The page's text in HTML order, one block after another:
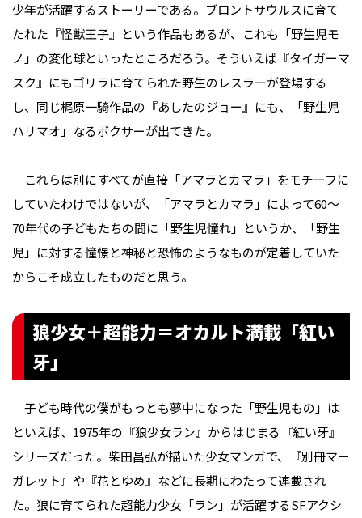
少年が活躍するストーリーである。ブロントサウルスに育て
たれた『怪獣王子』という作品もあるが、これも「野生児モ
ノ」の変化球といったところだろう。そういえば『タイガーマ
スク』にもゴリラに育てられた野生のレスラーが登場する
し、同じ梶原一騎作品の『あしたのジョー』にも、「野生児
ハリマオ」なるボクサーが出てきた。
これらは別にすべてが直接「アマラとカマラ」をモチーフに
していたわけではないが、「アマラとカマラ」によって60～
70年代の子どもたちの間に「野生児憧れ」というか、「野生
児」に対する憧憬と神秘と恐怖のようなものが定着していた
からこそ成立したものだと思う。
狼少女＋超能力＝オカルト満載「紅い
牙」
子ども時代の僕がもっとも夢中になった「野生児もの」は
といえば、1975年の『狼少女ラン』からはじまる『紅い牙』
シリーズだった。柴田昌弘が描いた少女マンガで、『別冊マー
ガレット』や『花とゆめ』などに長期にわたって連載され
た。狼に育てられた超能力少女「ラン」が活躍するSFアクシ